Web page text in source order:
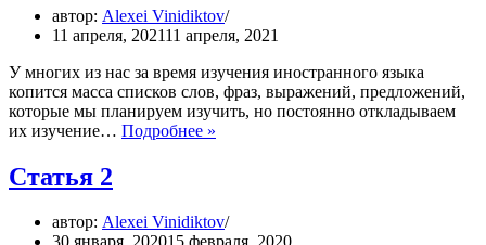
плохая
идея
автор: Alexei Vinidiktov
11 апреля, 202111 апреля, 2021
У многих из нас за время изучения иностранного языка
копится масса списков слов, фраз, выражений, предложений,
которые мы планируем изучить, но постоянно откладываем
их изучение… Подробнее »
Статья 2
автор: Alexei Vinidiktov